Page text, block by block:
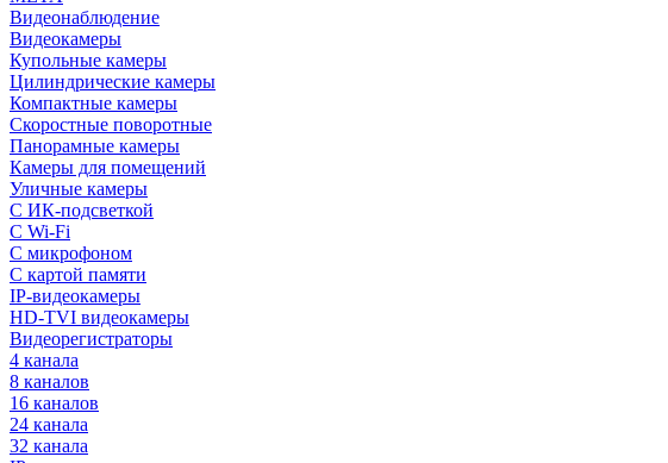
Видеонаблюдение
Видеокамеры
Купольные камеры
Цилиндрические камеры
Компактные камеры
Скоростные поворотные
Панорамные камеры
Камеры для помещений
Уличные камеры
С ИК-подсветкой
С Wi-Fi
С микрофоном
С картой памяти
IP-видеокамеры
HD-TVI видеокамеры
Видеорегистраторы
4 канала
8 каналов
16 каналов
24 канала
32 канала